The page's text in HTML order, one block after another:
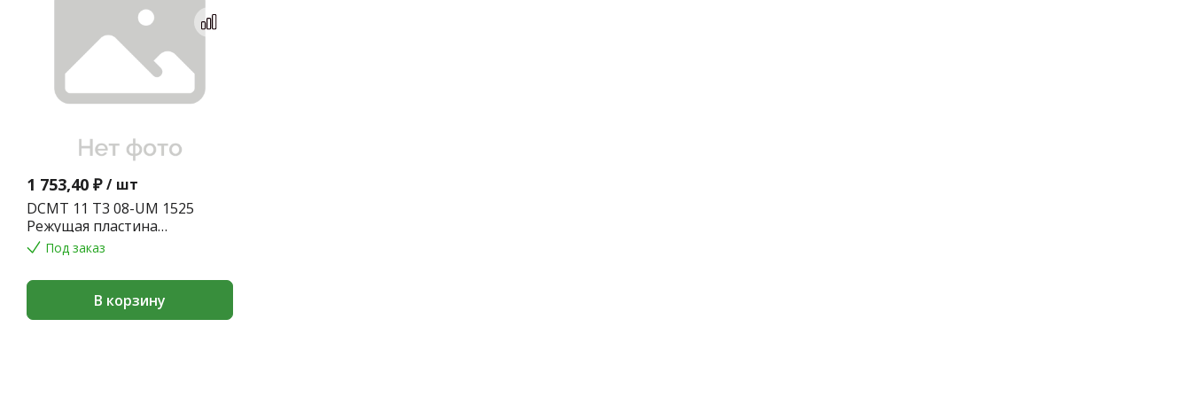
1 753,40 ₽ / шт
DCMT 11 T3 08-UM 1525
Режущая пластина
CoroTurn® 107 для точения
Под заказ
В корзину